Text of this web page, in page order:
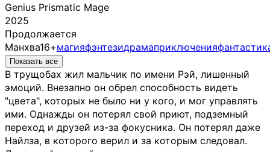
Genius Prismatic Mage
2025
Продолжается
Манхва16+магияфэнтезидрамаприключения
Показать все
В трущобах жил мальчик по имени Рэй, лишенный
эмоций. Внезапно он обрел способность видеть
"цвета", которых не было ни у кого, и мог управлять
ими. Однажды он потерял свой приют, подземный
переход и друзей из-за фокусника. Он потерял даже
Найлза, в которого верил и за которым следовал.